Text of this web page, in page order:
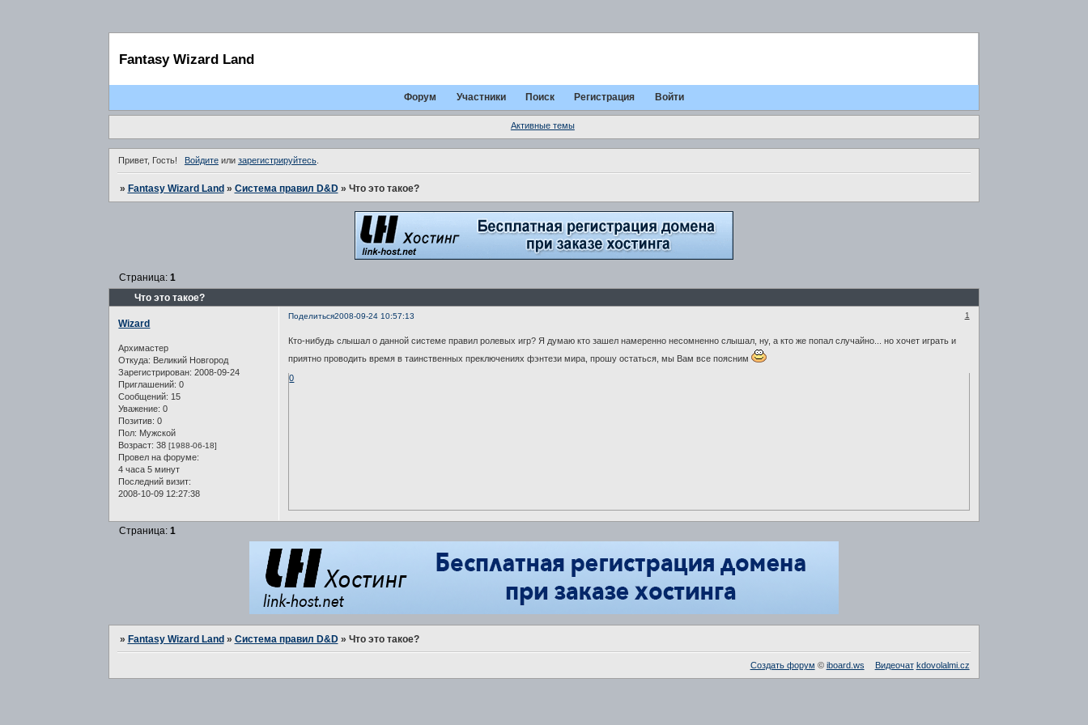
Fantasy Wizard Land
Форум Участники Поиск Регистрация Войти
Активные темы
Привет, Гость! Войдитеили зарегистрируйтесь.
» Fantasy Wizard Land » Система правил D&D » Что это такое?
Что это такое?
Страница: 1
Поделиться 1
2008-09-24 10:57:13
Wizard
Архимастер
Откуда: Великий Новгород
Зарегистрирован: 2008-09-24
Приглашений: 0
Сообщений: 15
Уважение: 0
Позитив: 0
Пол: Мужской
Возраст: 38[1988-06-18]
Провел на форуме:
4 часа 5 минут
Последний визит:
2008-10-09 12:27:38
Кто-нибудь слышал о данной системе правил ролевых игр? Я думаю кто зашел намеренно несомненно слышал, ну, а кто же попал случайно... но хочет играть и
приятно проводить время в таинственных преключениях фэнтези мира, прошу остаться, мы Вам все поясним
0
Страница: 1
» Fantasy Wizard Land » Система правил D&D » Что это такое?
Создать форум © iboard.ws Видеочат kdovolalmi.cz